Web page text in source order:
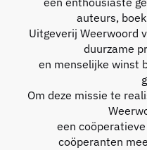
auteurs,
Uitgeverij Weerwoord
duurzame
en menselijke winst
Om deze missie te
een
coöperanten